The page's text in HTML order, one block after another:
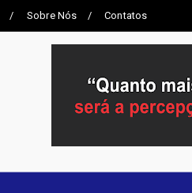
Sobre Nós Contatos